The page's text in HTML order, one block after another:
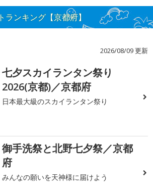
ランキング【京都府】
2026/08/09 更新
七夕スカイランタン祭り
2026(京都)／京都府
日本最大級のスカイランタン祭り
御手洗祭と北野七夕祭／京都
府
みんなの願いを天神様に届けよう